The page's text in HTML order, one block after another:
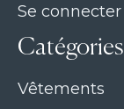
Se connecter
Catégories
Vêtements